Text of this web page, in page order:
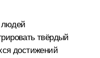
людей
твёрдый
достижений